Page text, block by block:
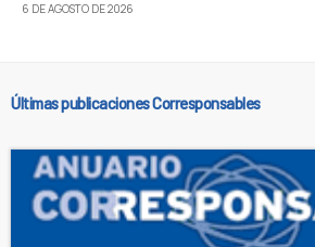
6 DE AGOSTO DE 2026
Últimas publicaciones Corresponsables